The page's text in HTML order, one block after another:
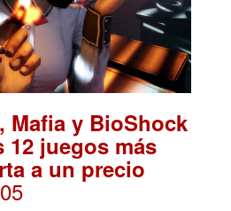
Mafia y BioShock
juegos más
a un precio